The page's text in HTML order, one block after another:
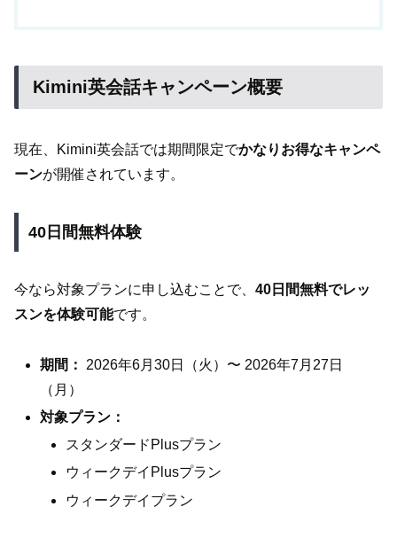
Kimini英会話キャンペーン概要
現在、Kimini英会話では期間限定でかなりお得なキャンペ
ーンが開催されています。
40日間無料体験
今なら対象プランに申し込むことで、 40日間無料でレッ
スンを体験可能です。
期間：
2026年6月30日（火）〜 2026年7月27日
（月）
対象プラン：
スタンダードPlusプラン
ウィークデイPlusプラン
ウィークデイプラン